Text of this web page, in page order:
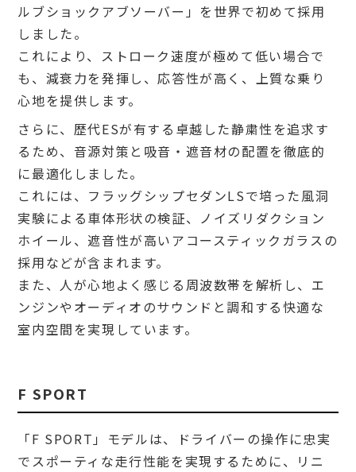
ルブショックアブソーバー」を世界で初めて採用
しました。
これにより、ストローク速度が極めて低い場合で
も、減衰力を発揮し、応答性が高く、上質な乗り
心地を提供します。
さらに、歴代ESが有する卓越した静粛性を追求す
るため、音源対策と吸音・遮音材の配置を徹底的
に最適化しました。
これには、フラッグシップセダンLSで培った風洞
実験による車体形状の検証、ノイズリダクション
ホイール、遮音性が高いアコースティックガラスの
採用などが含まれます。
また、人が心地よく感じる周波数帯を解析し、エ
ンジンやオーディオのサウンドと調和する快適な
室内空間を実現しています。
F SPORT
「F SPORT」モデルは、ドライバーの操作に忠実
でスポーティな走行性能を実現するために、リニ